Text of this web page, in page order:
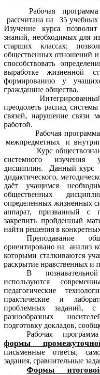
Рабочая программа по
рассчитана на 35
Изучение курса
знаний, необходимых для
старших классах;
общественных отношений и
способствовать
выработке жизненной
формированию у
гражданине общества.
Интегрированный
преодолеть распад
связей, нарушение связи
работой.
Рабочая программа
межпредметных и
Курс обществознания
системного изучения
дисциплин. Данный курс
дидактического,
даёт учащимся
общественных
определенных жизненных
аппарат, призванный с
закрепить пройденный
найти решения в
Преподавание
ориентировано на анализ
которыми сталкиваются
раскрытие нравственных и
В
используются
педагогические
практические и
проблемных заданий,
разнообразных
подготовку докладов,
Рабочая
формы
письменные ответы,
задания, сравнительные
Формы